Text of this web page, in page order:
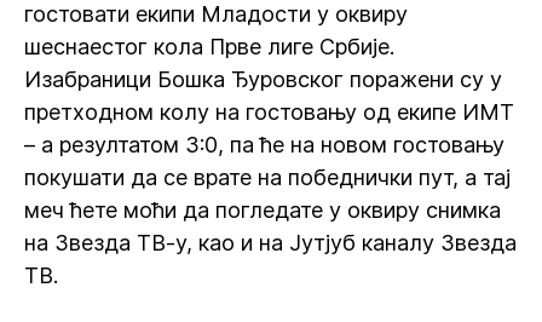
гостовати екипи Младости у оквиру
шеснаестог кола Прве лиге Србије.
Изабраници Бошка Ђуровског поражени су у
претходном колу на гостовању од екипе ИМТ
– а резултатом 3:0, па ће на новом гостовању
покушати да се врате на победнички пут, а тај
меч ћете моћи да погледате у оквиру снимка
на Звезда ТВ-у, као и на Јутјуб каналу Звезда
ТВ.